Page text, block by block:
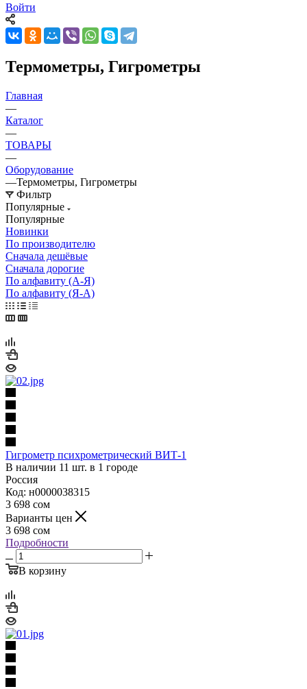
Войти
Термометры, Гигрометры
Главная
—
Каталог
—
ТОВАРЫ
—
Оборудование
—Термометры, Гигрометры
Фильтр
Популярные
Популярные
Новинки
По производителю
Сначала дешёвые
Сначала дорогие
По алфавиту (А-Я)
По алфавиту (Я-А)
Гигрометр психрометрический ВИТ-1
В наличии 11 шт. в 1 городе
Россия
Код: н0000038315
3 698 сом
Варианты цен
3 698 сом
Подробности
В корзину